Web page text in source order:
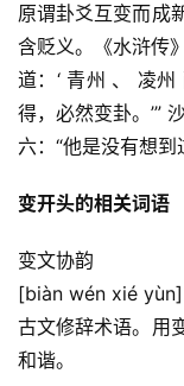
原谓卦爻互变而成
含贬义。《水浒传
道：‘ 青州 、 凌州
得，必然变卦。’”
六：“他是没有想
变开头的相关词语
变文协韵
[biàn wén xié yùn]
古文修辞术语。用
和谐。